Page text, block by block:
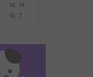
14
7